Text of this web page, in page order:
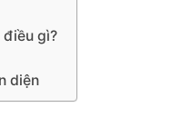
điều gì?
diện